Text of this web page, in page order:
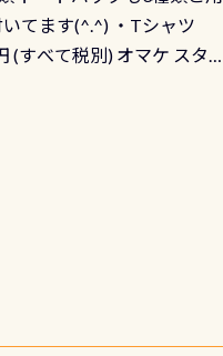
いてます(^.^) ・Tシャツ
(すべて税別) オマケ スタ